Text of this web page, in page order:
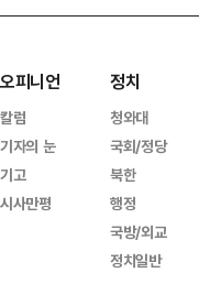
오피니언
칼럼
기자의 눈
기고
시사만평
정치
청와대
국회/정당
북한
행정
국방/외교
정치일반